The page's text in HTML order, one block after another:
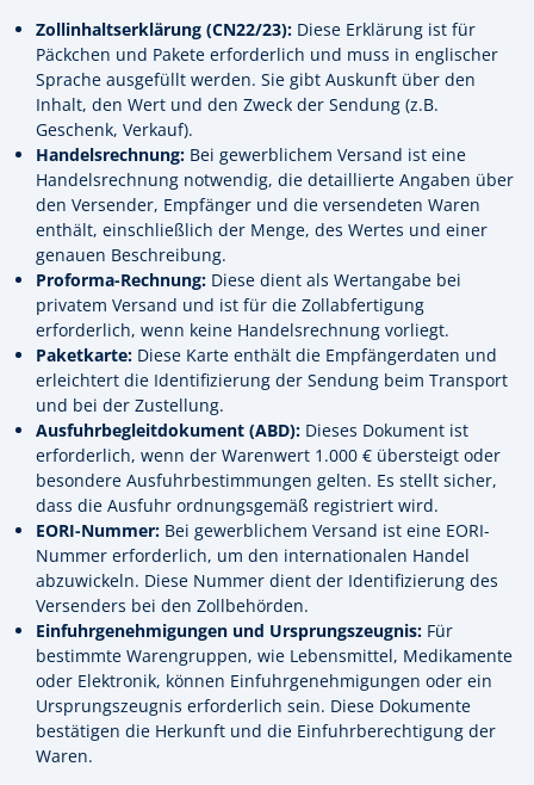
Zollinhaltserklärung (CN22/23): Diese Erklärung ist für
Päckchen und Pakete erforderlich und muss in englischer
Sprache ausgefüllt werden. Sie gibt Auskunft über den
Inhalt, den Wert und den Zweck der Sendung (z.B.
Geschenk, Verkauf).
Handelsrechnung: Bei gewerblichem Versand ist eine
Handelsrechnung notwendig, die detaillierte Angaben über
den Versender, Empfänger und die versendeten Waren
enthält, einschließlich der Menge, des Wertes und einer
genauen Beschreibung.
Proforma-Rechnung: Diese dient als Wertangabe bei
privatem Versand und ist für die Zollabfertigung
erforderlich, wenn keine Handelsrechnung vorliegt.
Paketkarte: Diese Karte enthält die Empfängerdaten und
erleichtert die Identifizierung der Sendung beim Transport
und bei der Zustellung.
Ausfuhrbegleitdokument (ABD): Dieses Dokument ist
erforderlich, wenn der Warenwert 1.000 € übersteigt oder
besondere Ausfuhrbestimmungen gelten. Es stellt sicher,
dass die Ausfuhr ordnungsgemäß registriert wird.
EORI-Nummer: Bei gewerblichem Versand ist eine EORI-
Nummer erforderlich, um den internationalen Handel
abzuwickeln. Diese Nummer dient der Identifizierung des
Versenders bei den Zollbehörden.
Einfuhrgenehmigungen und Ursprungszeugnis: Für
bestimmte Warengruppen, wie Lebensmittel, Medikamente
oder Elektronik, können Einfuhrgenehmigungen oder ein
Ursprungszeugnis erforderlich sein. Diese Dokumente
bestätigen die Herkunft und die Einfuhrberechtigung der
Waren.